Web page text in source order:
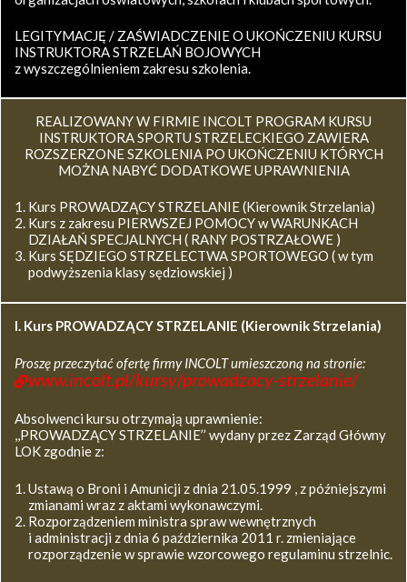
LEGITYMACJĘ / ZAŚWIADCZENIE O UKOŃCZENIU KURSU
INSTRUKTORA STRZELAŃ BOJOWYCH
z wyszczególnieniem zakresu szkolenia.
REALIZOWANY W FIRMIE INCOLT PROGRAM KURSU
INSTRUKTORA SPORTU STRZELECKIEGO ZAWIERA
ROZSZERZONE SZKOLENIA PO UKOŃCZENIU KTÓRYCH
MOŻNA NABYĆ DODATKOWE UPRAWNIENIA
Kurs PROWADZĄCY STRZELANIE (Kierownik Strzelania)
Kurs z zakresu PIERWSZEJ POMOCY w WARUNKACH
DZIAŁAŃ SPECJALNYCH ( RANY POSTRZAŁOWE )
Kurs SĘDZIEGO STRZELECTWA SPORTOWEGO ( w tym
podwyższenia klasy sędziowskiej )
I. Kurs PROWADZĄCY STRZELANIE (Kierownik Strzelania)
Proszę przeczytać ofertę firmy INCOLT umieszczoną na stronie:
www.incolt.pl/kursy/prowadzacy-strzelanie/
Absolwenci kursu otrzymają uprawnienie:
,,PROWADZĄCY STRZELANIE’’ wydany przez Zarząd Główny
LOK zgodnie z:
Ustawą o Broni i Amunicji z dnia 21.05.1999 , z późniejszymi
zmianami wraz z aktami wykonawczymi.
Rozporządzeniem ministra spraw wewnętrznych
i administracji z dnia 6 października 2011 r. zmieniające
rozporządzenie w sprawie wzorcowego regulaminu strzelnic.